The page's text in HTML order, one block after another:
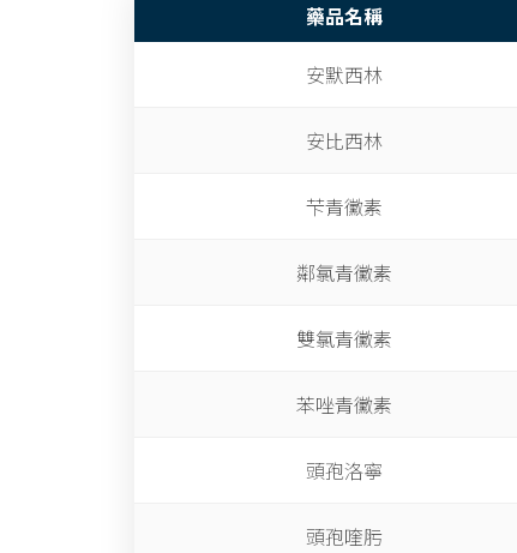
藥品名稱
安默西林
安比西林
芐青黴素
鄰氯青黴素
雙氯青黴素
苯唑青黴素
頭孢洛寧
頭孢喹肟